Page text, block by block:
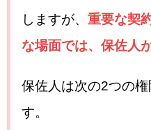
しますが、 重要な契
な場面では、保佐人
保佐人は次の2つの
す。